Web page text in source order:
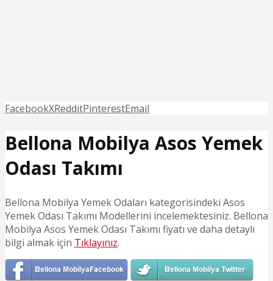
FacebookXRedditPinterestEmail
Bellona Mobilya Asos Yemek
Odası Takımı
Bellona Mobilya Yemek Odaları kategorisindeki Asos
Yemek Odası Takımı Modellerini incelemektesiniz. Bellona
Mobilya Asos Yemek Odası Takımı fiyatı ve daha detaylı
bilgi almak için Tıklayınız.